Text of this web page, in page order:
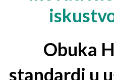
Obuka
standardi u